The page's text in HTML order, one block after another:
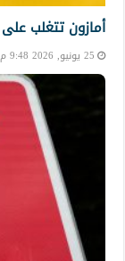
أمازون تتغلب
25 يونيو, 2026 9:48 م